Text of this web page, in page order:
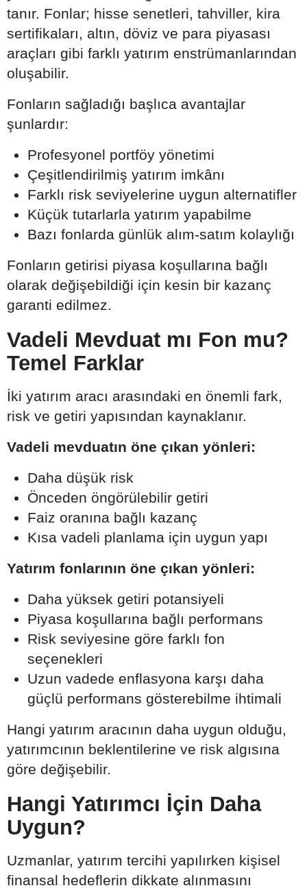
tanır. Fonlar; hisse senetleri, tahviller, kira
sertifikaları, altın, döviz ve para piyasası
araçları gibi farklı yatırım enstrümanlarından
oluşabilir.
Fonların sağladığı başlıca avantajlar
şunlardır:
Profesyonel portföy yönetimi
Çeşitlendirilmiş yatırım imkânı
Farklı risk seviyelerine uygun alternatifler
Küçük tutarlarla yatırım yapabilme
Bazı fonlarda günlük alım-satım kolaylığı
Fonların getirisi piyasa koşullarına bağlı
olarak değişebildiği için kesin bir kazanç
garanti edilmez.
Vadeli Mevduat mı Fon mu?
Temel Farklar
İki yatırım aracı arasındaki en önemli fark,
risk ve getiri yapısından kaynaklanır.
Vadeli mevduatın öne çıkan yönleri:
Daha düşük risk
Önceden öngörülebilir getiri
Faiz oranına bağlı kazanç
Kısa vadeli planlama için uygun yapı
Yatırım fonlarının öne çıkan yönleri:
Daha yüksek getiri potansiyeli
Piyasa koşullarına bağlı performans
Risk seviyesine göre farklı fon
seçenekleri
Uzun vadede enflasyona karşı daha
güçlü performans gösterebilme ihtimali
Hangi yatırım aracının daha uygun olduğu,
yatırımcının beklentilerine ve risk algısına
göre değişebilir.
Hangi Yatırımcı İçin Daha
Uygun?
Uzmanlar, yatırım tercihi yapılırken kişisel
finansal hedeflerin dikkate alınmasını